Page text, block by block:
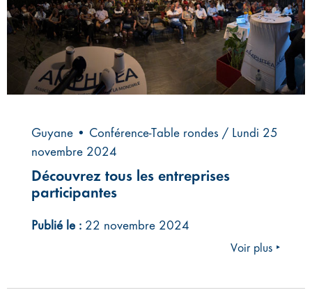
Guyane • Conférence-Table rondes / Lundi 25
novembre 2024
Découvrez tous les entreprises
participantes
Publié le : 22 novembre 2024
Voir plus ‣